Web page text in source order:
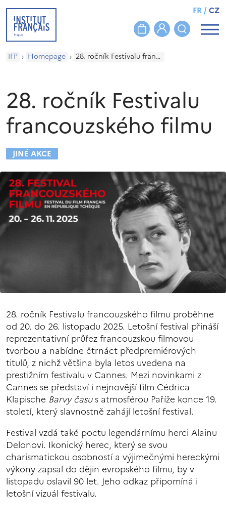
FR/CZ
IFP › Homepage › 28. ročník Festivalu francouzského filmu
28. ročník Festivalu
francouzského filmu
JINÉ AKCE
28. ročník Festivalu francouzského filmu proběhne
od 20. do 26. listopadu 2025. Letošní festival přináší
reprezentativní průřez francouzskou filmovou
tvorbou a nabídne čtrnáct předpremiérových
titulů, z nichž většina byla letos uvedena na
prestižním festivalu v Cannes. Mezi novinkami z
Cannes se představí i nejnovější film Cédrica
Klapische Barvy časus atmosférou Paříže konce 19.
století, který slavnostně zahájí letošní festival.
Festival vzdá také poctu legendárnímu herci Alainu
Delonovi. Ikonický herec, který se svou
charismatickou osobností a výjimečnými hereckými
výkony zapsal do dějin evropského filmu, by v
listopadu oslavil 90 let. Jeho odkaz připomíná i
letošní vizuál festivalu.